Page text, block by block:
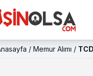
/ Memur Alımı /